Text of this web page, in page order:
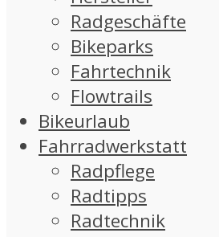
Radgeschäfte
Bikeparks
Fahrtechnik
Flowtrails
Bikeurlaub
Fahrradwerkstatt
Radpflege
Radtipps
Radtechnik